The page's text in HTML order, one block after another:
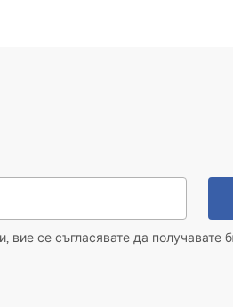
се съгласявате да получавате